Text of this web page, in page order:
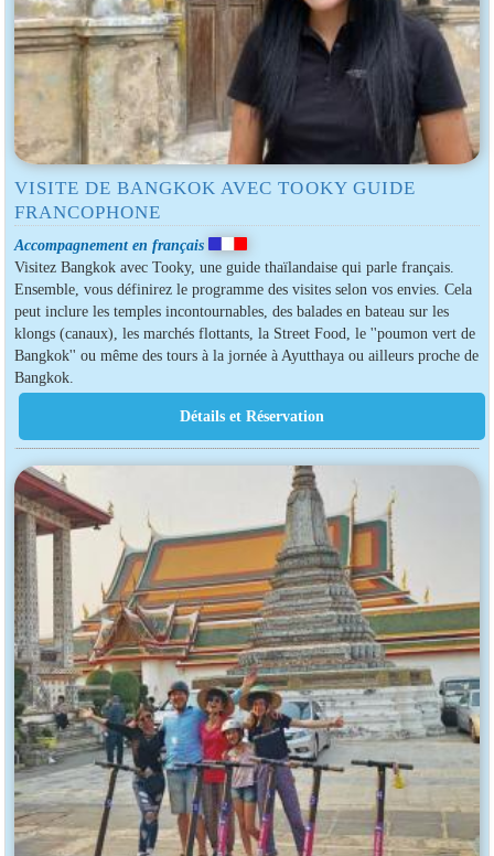
VISITE DE BANGKOK AVEC TOOKY GUIDE
FRANCOPHONE
Accompagnement en français
Visitez Bangkok avec Tooky, une guide thaïlandaise qui parle français.
Ensemble, vous définirez le programme des visites selon vos envies. Cela
peut inclure les temples incontournables, des balades en bateau sur les
klongs (canaux), les marchés flottants, la Street Food, le ''poumon vert de
Bangkok'' ou même des tours à la jornée à Ayutthaya ou ailleurs proche de
Bangkok.